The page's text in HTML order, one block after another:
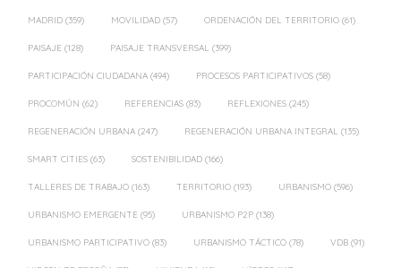
MADRID (359) MOVILIDAD (57) ORDENACIÓN DEL TERRITORIO (61)
PAISAJE (128) PAISAJE TRANSVERSAL (399)
PARTICIPACIÓN CIUDADANA (494) PROCESOS PARTICIPATIVOS (58)
PROCOMÚN (62) REFERENCIAS (83) REFLEXIONES (245)
REGENERACIÓN URBANA (247) REGENERACIÓN URBANA INTEGRAL (135)
SMART CITIES (63) SOSTENIBILIDAD (166)
TALLERES DE TRABAJO (163) TERRITORIO (193) URBANISMO (596)
URBANISMO EMERGENTE (95) URBANISMO P2P (138)
URBANISMO PARTICIPATIVO (83) URBANISMO TÁCTICO (78) VDB (91)